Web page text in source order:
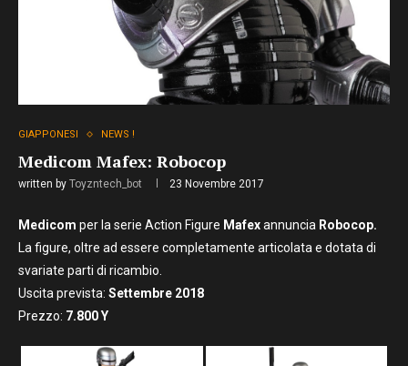
GIAPPONESI NEWS !
Medicom Mafex: Robocop
written by Toyzntech_bot 23 Novembre 2017
Medicom per la serie Action Figure Mafexannuncia Robocop.
La figure, oltre ad essere completamente articolata e dotata di
svariate parti di ricambio.
Uscita prevista: Settembre 2018
Prezzo: 7.800Y